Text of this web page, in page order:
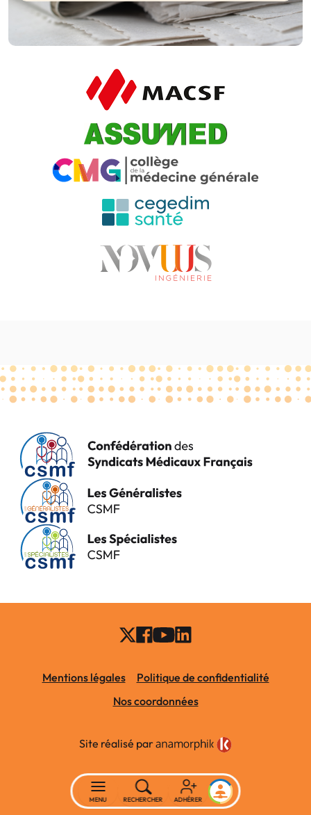
Mentions légales
Politique de confidentialité
Nos coordonnées
Site réalisé par
MENU RECHERCHER ADHÉRER